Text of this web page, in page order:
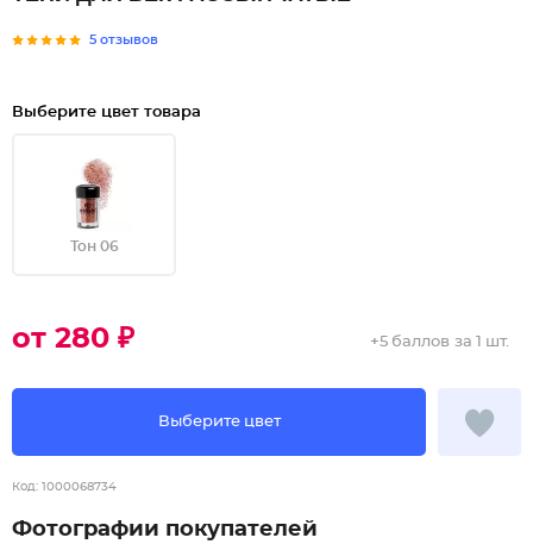
5 отзывов
Выберите цвет товара
Тон 06
от 280 ₽
Выберите цвет
+5 баллов за 1 шт.
Код: 1000068734
Фотографии покупателей